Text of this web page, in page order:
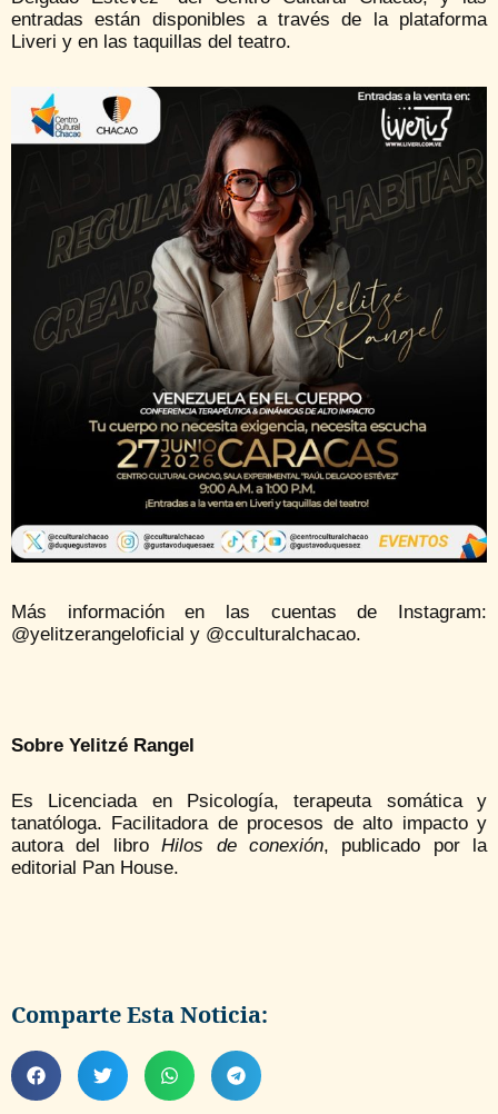
entradas están disponibles a través de la plataforma
Liveri y en las taquillas del teatro.
Más información en las cuentas de Instagram:
@yelitzerangeloficial y @cculturalchacao.
Sobre Yelitzé Rangel
Es Licenciada en Psicología, terapeuta somática y
tanatóloga. Facilitadora de procesos de alto impacto y
autora del libroHilos de conexión, publicado por la
editorial Pan House.
Comparte Esta Noticia: